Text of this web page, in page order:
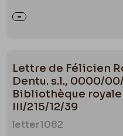
Lettre de Félicien
Dentu. s.l., 0000/
Bibliothèque
III/215/12/39
letter1082